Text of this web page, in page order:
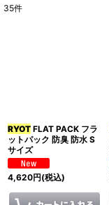
35件
RYOT FLAT PACK フラ
ットパック 防臭 防水 S
サイズ
4,620円(税込)